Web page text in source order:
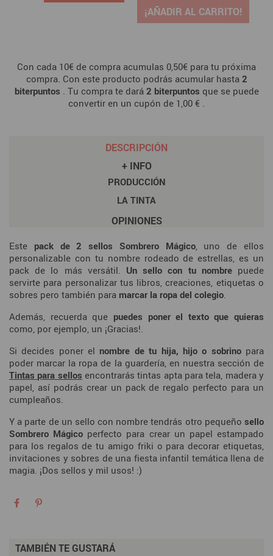
¡AÑADIR AL CARRITO!
Con cada 10€ de compra acumulas 0,50€ para tu próxima
compra. Con este producto podrás acumular hasta 2
biterpuntos . Tu compra te dará 2 biterpuntos que se puede
convertir en un cupón de 1,00 € .
DESCRIPCIÓN
+ INFO
PRODUCCIÓN
LA TINTA
OPINIONES
Este pack de 2 sellos Sombrero Mágico, uno de ellos
personalizable con tu nombre rodeado de estrellas, es un
pack de lo más versátil. Un sello con tu nombrepuede
servirte para personalizar tus libros, creaciones, etiquetas o
sobres pero también para marcar la ropa del colegio.
Además, recuerda que puedes poner el texto que quieras
como, por ejemplo, un ¡Gracias!.
Si decides poner el nombre de tu hija, hijo o sobrinopara
poder marcar la ropa de la guardería, en nuestra sección de
Tintas para sellos encontrarás tintas apta para tela, madera y
papel, así podrás crear un pack de regalo perfecto para un
cumpleaños.
Y a parte de un sello con nombre tendrás otro pequeño sello
Sombrero Mágico perfecto para crear un papel estampado
para los regalos de tu amigo friki o para decorar etiquetas,
invitaciones y sobres de una fiesta infantil temática llena de
magia. ¡Dos sellos y mil usos! :)
TAMBIÉN TE GUSTARÁ